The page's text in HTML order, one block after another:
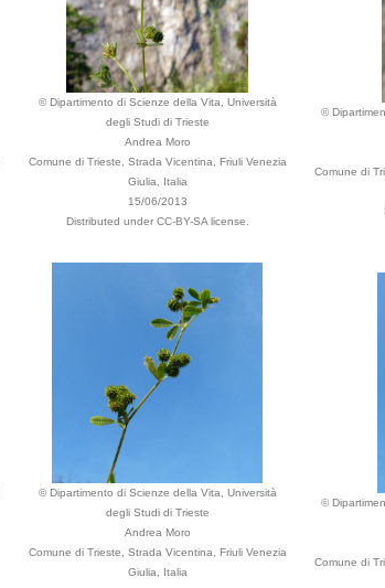
© Dipartimento di Scienze della Vita, Università
degli Studi di Trieste
Andrea Moro
Comune di Trieste, Strada Vicentina, Friuli Venezia
Giulia, Italia
15/06/2013
Distributed under CC-BY-SA license.
©
Comune di
© Dipartimento di Scienze della Vita, Università
degli Studi di Trieste
Andrea Moro
Comune di Trieste, Strada Vicentina, Friuli Venezia
Giulia, Italia
©
Comune di